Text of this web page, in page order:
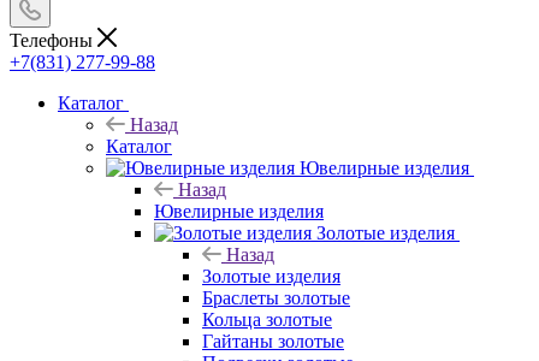
Телефоны
+7(831) 277-99-88
Каталог
Назад
Каталог
Ювелирные изделия
Назад
Ювелирные изделия
Золотые изделия
Назад
Золотые изделия
Браслеты золотые
Кольца золотые
Гайтаны золотые